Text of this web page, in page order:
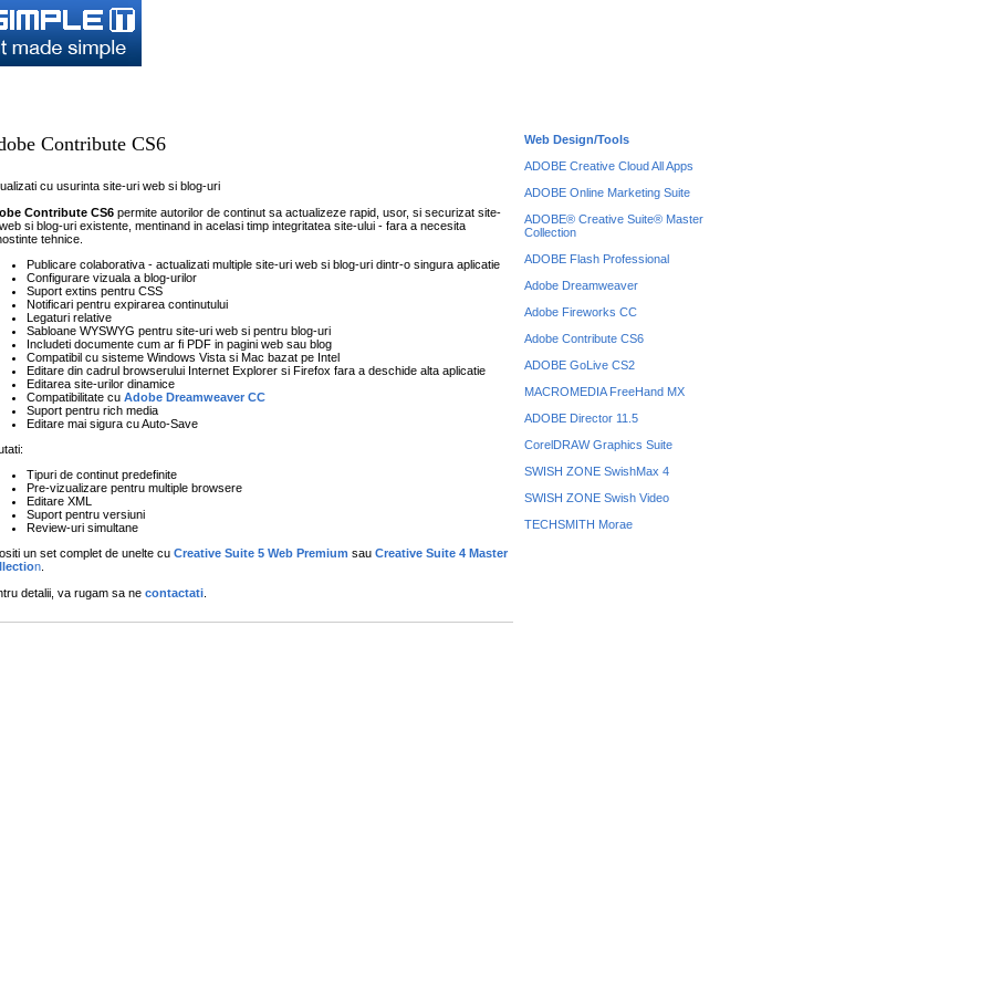
Contribute CS6
cu usurinta site-uri web si blog-uri
Contribute CS6 permite autorilor de continut sa actualizeze rapid, usor, si securizat site-
si blog-uri existente, mentinand in acelasi timp integritatea site-ului - fara a necesita
tehnice.
Publicare colaborativa - actualizati multiple site-uri web si blog-uri dintr-o singura aplicatie
Configurare vizuala a blog-urilor
Suport extins pentru CSS
Notificari pentru expirarea continutului
Legaturi relative
Sabloane WYSWYG pentru site-uri web si pentru blog-uri
Includeti documente cum ar fi PDF in pagini web sau blog
Compatibil cu sisteme Windows Vista si Mac bazat pe Intel
Editare din cadrul browserului Internet Explorer si Firefox fara a deschide alta aplicatie
Editarea site-urilor dinamice
Compatibilitate cu Adobe Dreamweaver CC
Suport pentru rich media
Editare mai sigura cu Auto-Save
Tipuri de continut predefinite
Pre-vizualizare pentru multiple browsere
Editare XML
Suport pentru versiuni
Review-uri simultane
un set complet de unelte cu Creative Suite 5 Web Premium sau Creative Suite 4 Master
n
detalii, va rugam sa ne contactati
Web Design/Tools
ADOBE Creative Cloud All Apps
ADOBE Online Marketing Suite
ADOBE® Creative Suite® Master
Collection
ADOBE Flash Professional
Adobe Dreamweaver
Adobe Fireworks CC
Adobe Contribute CS6
ADOBE GoLive CS2
MACROMEDIA FreeHand MX
ADOBE Director 11.5
CorelDRAW Graphics Suite
SWISH ZONE SwishMax 4
SWISH ZONE Swish Video
TECHSMITH Morae